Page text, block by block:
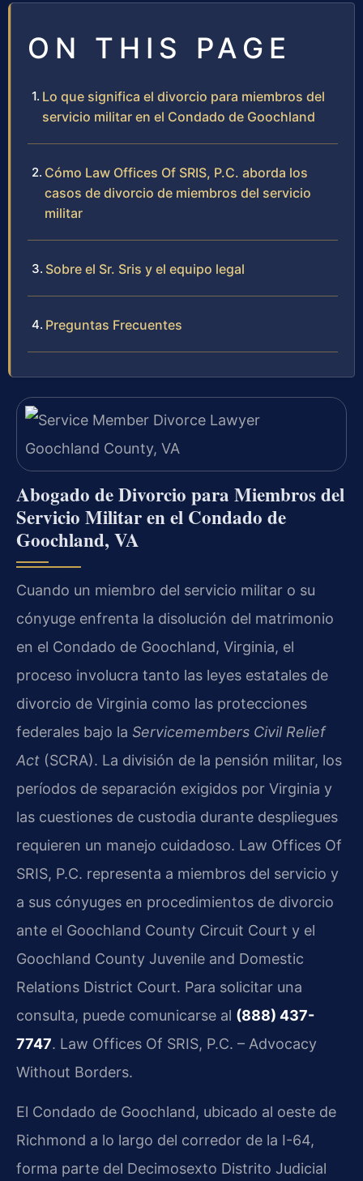
ON THIS PAGE
Lo que significa el divorcio para miembros del
servicio militar en el Condado de Goochland
Cómo Law Offices Of SRIS, P.C. aborda los
casos de divorcio de miembros del servicio
militar
Sobre el Sr. Sris y el equipo legal
Preguntas Frecuentes
Abogado de Divorcio para Miembros del
Servicio Militar en el Condado de
Goochland, VA
Cuando un miembro del servicio militar o su
cónyuge enfrenta la disolución del matrimonio
en el Condado de Goochland, Virginia, el
proceso involucra tanto las leyes estatales de
divorcio de Virginia como las protecciones
federales bajo la Servicemembers Civil Relief
Act (SCRA). La división de la pensión militar, los
períodos de separación exigidos por Virginia y
las cuestiones de custodia durante despliegues
requieren un manejo cuidadoso. Law Offices Of
SRIS, P.C. representa a miembros del servicio y
a sus cónyuges en procedimientos de divorcio
ante el Goochland County Circuit Court y el
Goochland County Juvenile and Domestic
Relations District Court. Para solicitar una
consulta, puede comunicarse al (888) 437-
7747. Law Offices Of SRIS, P.C. – Advocacy
Without Borders.
El Condado de Goochland, ubicado al oeste de
Richmond a lo largo del corredor de la I-64,
forma parte del Decimosexto Distrito Judicial